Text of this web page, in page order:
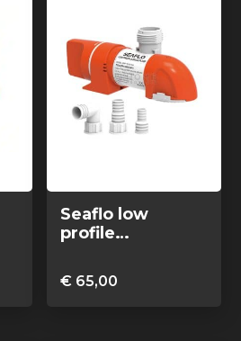
Seaflo low
profile
bilgepomp, 12V,
69 L/min
€ 65,00